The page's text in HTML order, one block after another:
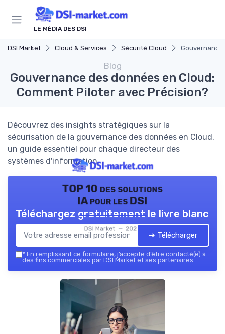
LE MÉDIA DES DSI
DSI Market Cloud & Services Sécurité Cloud Gouvernance
Blog
Gouvernance des données en Cloud:
Comment Piloter avec Précision?
Découvrez des insights stratégiques sur la
sécurisation de la gouvernance des données en Cloud,
un guide essentiel pour chaque directeur des
systèmes d'information.
TOP 10 des solutions
IA pour les DSI
DSI Market — 2026
Téléchargez gratuitement le livre blanc
➔ Télécharger
* En remplissant ce formulaire, j’accepte d’être contacté(e) à
des fins commerciales par DSI Market et ses partenaires.
Panneau de gestion des cookies